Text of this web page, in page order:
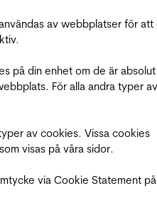
av webbplatser för att
på din enhet om de är absolut
För alla andra typer av
av cookies. Vissa cookies
visas på våra sidor.
via Cookie Statement